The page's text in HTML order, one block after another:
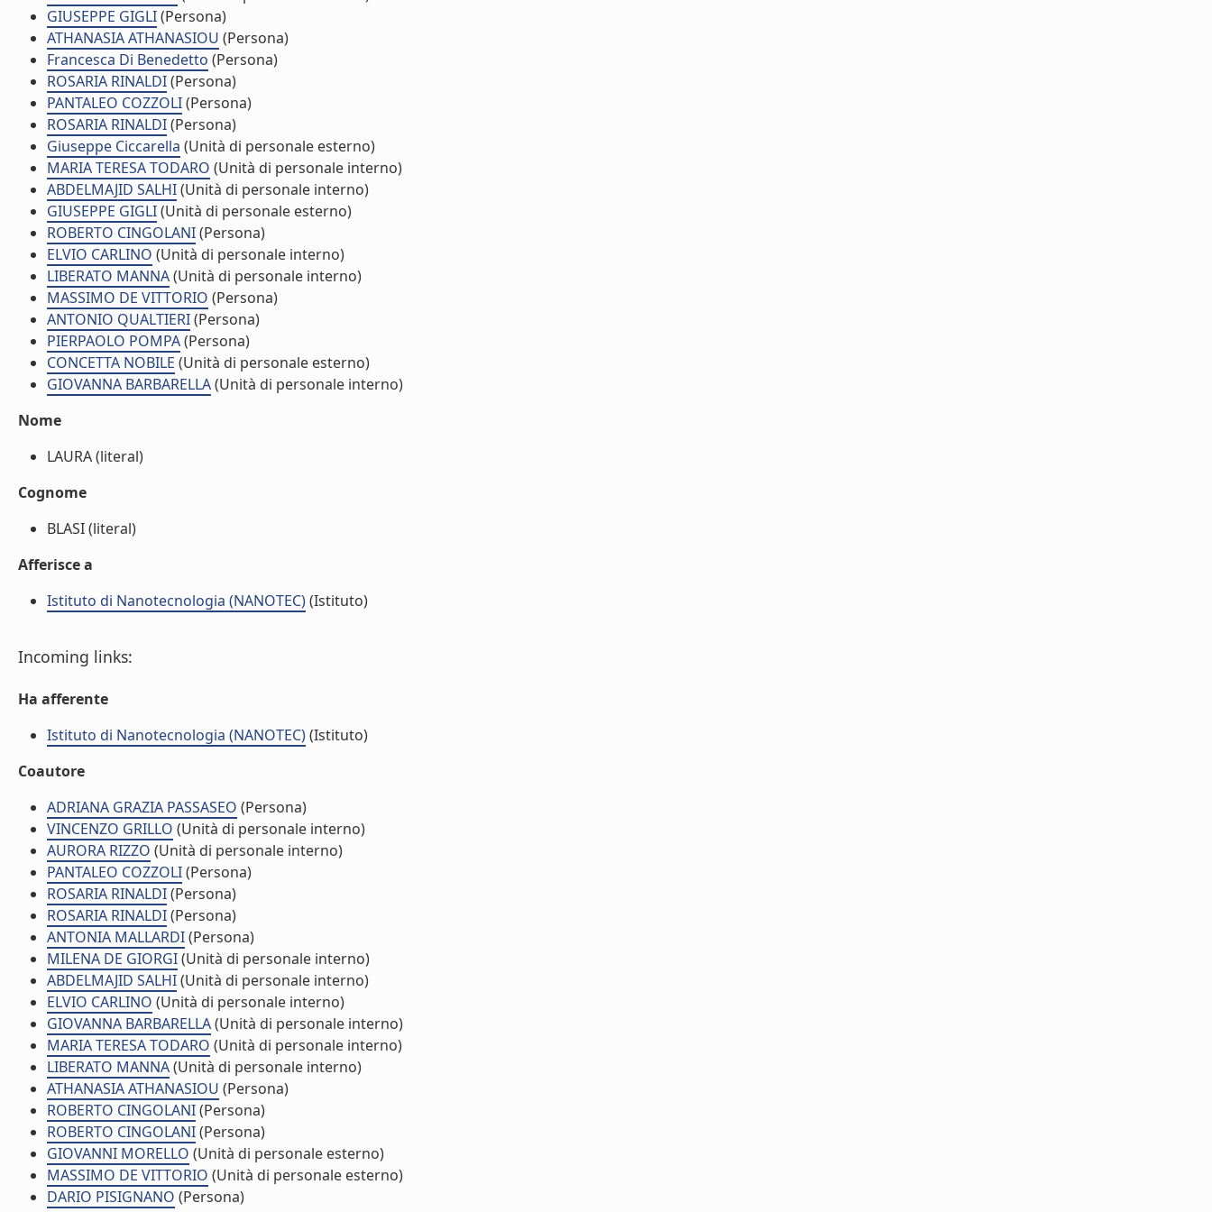
GIUSEPPE GIGLI(Persona)
ATHANASIA ATHANASIOU (Persona)
Francesca Di Benedetto (Persona)
ROSARIA RINALDI(Persona)
PANTALEO COZZOLI(Persona)
ROSARIA RINALDI(Persona)
Giuseppe Ciccarella (Unità di personale esterno)
MARIA TERESA TODARO (Unità di personale interno)
ABDELMAJID SALHI(Unità di personale interno)
GIUSEPPE GIGLI(Unità di personale esterno)
ROBERTO CINGOLANI(Persona)
ELVIO CARLINO (Unità di personale interno)
LIBERATO MANNA(Unità di personale interno)
MASSIMO DE VITTORIO (Persona)
ANTONIO QUALTIERI(Persona)
PIERPAOLO POMPA(Persona)
CONCETTA NOBILE (Unità di personale esterno)
GIOVANNA BARBARELLA(Unità di personale interno)
Nome
LAURA (literal)
Cognome
BLASI (literal)
Afferisce a
Istituto di Nanotecnologia (NANOTEC)(Istituto)
Incoming links:
Ha afferente
Istituto di Nanotecnologia (NANOTEC)(Istituto)
Coautore
ADRIANA GRAZIA PASSASEO (Persona)
VINCENZO GRILLO (Unità di personale interno)
AURORA RIZZO (Unità di personale interno)
PANTALEO COZZOLI(Persona)
ROSARIA RINALDI(Persona)
ROSARIA RINALDI(Persona)
ANTONIA MALLARDI(Persona)
MILENA DE GIORGI(Unità di personale interno)
ABDELMAJID SALHI(Unità di personale interno)
ELVIO CARLINO (Unità di personale interno)
GIOVANNA BARBARELLA(Unità di personale interno)
MARIA TERESA TODARO (Unità di personale interno)
LIBERATO MANNA(Unità di personale interno)
ATHANASIA ATHANASIOU (Persona)
ROBERTO CINGOLANI(Persona)
ROBERTO CINGOLANI(Persona)
GIOVANNI MORELLO (Unità di personale esterno)
MASSIMO DE VITTORIO (Unità di personale esterno)
DARIO PISIGNANO (Persona)